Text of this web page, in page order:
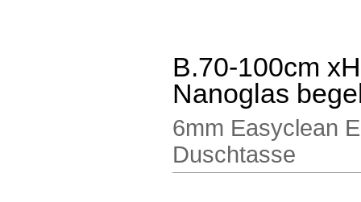
B.70-100cm
Nanoglas
6mm Easyclean
Duschtasse